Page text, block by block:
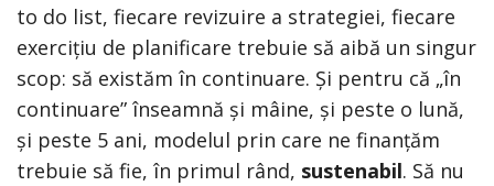
to do list, fiecare revizuire a strategiei, fiecare
exercițiu de planificare trebuie să aibă un singur
scop: să existăm în continuare. Și pentru că „în
continuare” înseamnă și mâine, și peste o lună,
și peste 5 ani, modelul prin care ne finanțăm
trebuie să fie, în primul rând, sustenabil. Să nu